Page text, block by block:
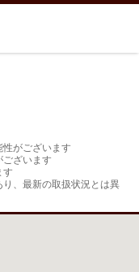
がございます
ございます
す
、最新の取扱状況とは異